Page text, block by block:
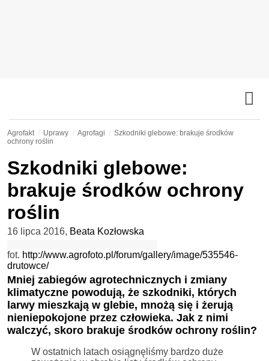
Agrofakt Uprawy Agrofagi
Szkodniki glebowe: brakuje środków
ochrony roślin
Szkodniki glebowe:
brakuje środków ochrony
roślin
16 lipca 2016, Beata Kozłowska
fot. http://www.agrofoto.pl/forum/gallery/image/535546-
drutowce/
Mniej zabiegów agrotechnicznych i zmiany
klimatyczne powodują, że szkodniki, których
larwy mieszkają w glebie, mnożą się i żerują
nieniepokojone przez człowieka. Jak z nimi
walczyć, skoro brakuje środków ochrony roślin?
W ostatnich latach osiągnęliśmy bardzo duże